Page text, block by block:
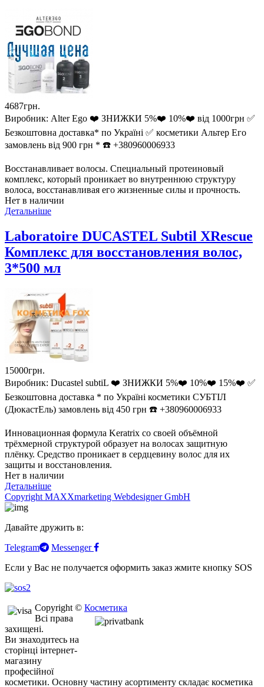
4687грн.
Виробник: Alter Ego ❤️ ЗНИЖКИ 5%❤️ 10%❤️ від 1000грн ✅
Безкоштовна доставка* по Україні ✅ косметики Альтер Его
замовлень від 900 грн * ☎️ +380960006933
Восстанавливает волосы. Специальный протеиновый
комплекс, который проникает во внутреннюю структуру
волоса, восстанавливая его жизненные силы и прочность.
Нет в наличии
Детальніше
Laboratoire DUCASTEL Subtil XRescue
Комплекс для восстановления волос,
3*500 мл
15000грн.
Виробник: Ducastel subtiL ❤️ ЗНИЖКИ 5%❤️ 10%❤️ 15%❤️ ✅
Безкоштовна доставка * по Україні косметики СУБТІЛ
(ДюкастЕль) замовлень від 450 грн ☎️ +380960006933
Инновационная формула Keratrix со своей объёмной
трёхмерной структурой образует на волосах защитную
плёнку. Средство проникает в сердцевину волос для их
защиты и восстановления.
Нет в наличии
Детальніше
Copyright MAXXmarketing Webdesigner GmbH
Давайте дружить в:
Telegram
Messenger
Если у Вас не получается оформить заказ жмите кнопку SOS
Copyright © Косметика
Всі права
захищені.
Ви знаходитесь на
сторінці інтернет-
магазину
професійної
косметики. Основну частину асортименту складає косметика